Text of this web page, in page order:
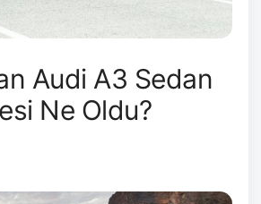
Audi A3 Sedan
Ne Oldu?